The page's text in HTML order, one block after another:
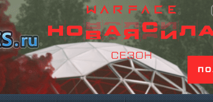
игры онлайн